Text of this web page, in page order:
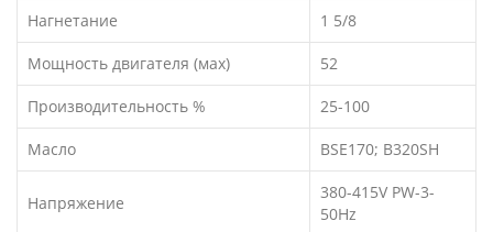
Нагнетание 1 5/8
Мощность двигателя (мах) 52
Производительность % 25-100
Масло BSE170; B320SH
Напряжение
380-415V PW-3-
50Hz